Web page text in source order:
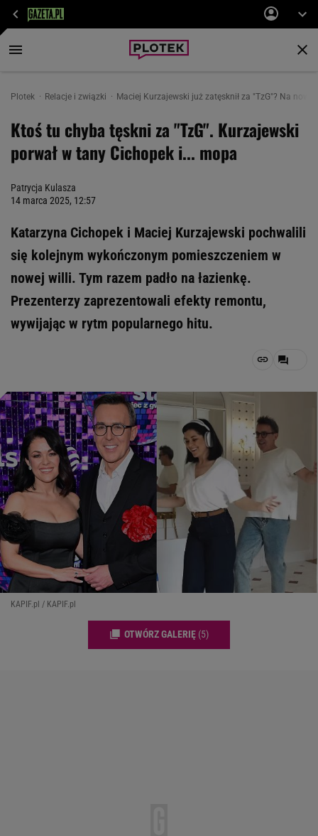
Plotek Relacje i związki Maciej Kurzajewski już zatęsknił za "TzG"? Na
Ktoś tu chyba tęskni za "TzG". Kurzajewski
porwał w tany Cichopek i... mopa
Patrycja Kulasza
14 marca 2025, 12:57
Katarzyna Cichopek i Maciej Kurzajewski pochwalili
się kolejnym wykończonym pomieszczeniem w
nowej willi. Tym razem padło na łazienkę.
Prezenterzy zaprezentowali efekty remontu,
wywijając w rytm popularnego hitu.
KAPIF.pl / KAPIF.pl
OTWÓRZ GALERIĘ (5)